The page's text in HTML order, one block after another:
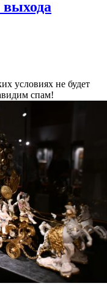
выхода
условиях не будет
спам!